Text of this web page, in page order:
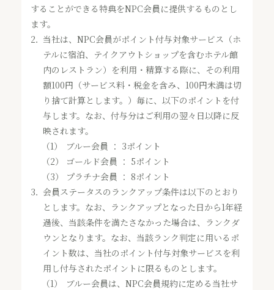
することができる特典をNPC会員に提供するものとし
ます。
2．当社は、NPC会員がポイント付与対象サービス（ホ
テルに宿泊、テイクアウトショップを含むホテル館
内のレストラン）を利用・精算する際に、その利用
額100円（サービス料・税金を含み、100円未満は切
り捨て計算とします。）毎に、以下のポイントを付
与します。なお、付与分はご利用の翌々日以降に反
映されます。
（1）
ブルー会員 ： 3ポイント
（2）
ゴールド会員 ： 5ポイント
（3）
プラチナ会員 ： 8ポイント
3．会員ステータスのランクアップ条件は以下のとおり
とします。なお、ランクアップとなった日から1年経
過後、当該条件を満たさなかった場合は、ランクダ
ウンとなります。なお、当該ランク判定に用いるポ
イント数は、当社のポイント付与対象サービスを利
用し付与されたポイントに限るものとします。
（1）
ブルー会員は、NPC会員規約に定める当社サ